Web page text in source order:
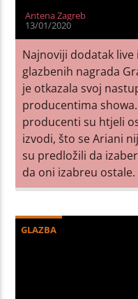
Antena Zagreb
13/01/2020
Najnoviji dodatak
glazbenih nagrada
je otkazala svoj
producentima
producenti su htjeli
izvodi, što se Ariani
su predložili da
da oni izabreu
GLAZBA